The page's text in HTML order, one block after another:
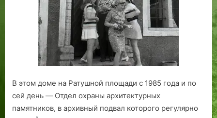
В этом доме на Ратушной площади с 1985 года и по
сей день — Отдел охраны архитектурных
памятников, в архивный подвал которого регулярно